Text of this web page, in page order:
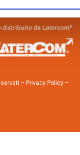
– Privacy Policy–